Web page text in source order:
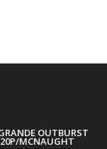
OUTBURST
MCNAUGHT